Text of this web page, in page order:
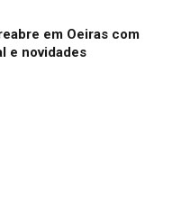
em Oeiras com
e novidades